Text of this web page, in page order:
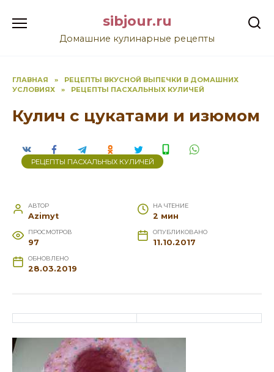
содержанию
sibjour.ru
Домашние кулинарные рецепты
ГЛАВНАЯ »
РЕЦЕПТЫ ВКУСНОЙ ВЫПЕЧКИ В ДОМАШНИХ
УСЛОВИЯХ
» РЕЦЕПТЫ ПАСХАЛЬНЫХ КУЛИЧЕЙ
Кулич с цукатами и изюмом
РЕЦЕПТЫ ПАСХАЛЬНЫХ КУЛИЧЕЙ
АВТОР
Azimyt
НА ЧТЕНИЕ
2 мин
ПРОСМОТРОВ
97
ОПУБЛИКОВАНО
11.10.2017
ОБНОВЛЕНО
28.03.2019